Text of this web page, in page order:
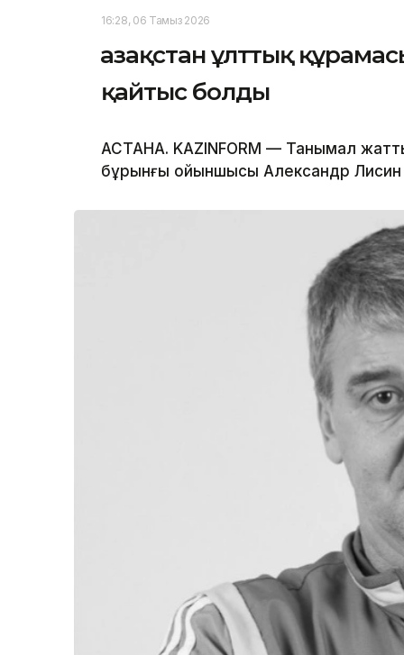
16:28, 06 Тамыз 2026
Қазақстан ұлттық
қайтыс болды
АСТАНА. KAZINFORM — Танымал
бұрынғы ойыншысы Александр Лисин